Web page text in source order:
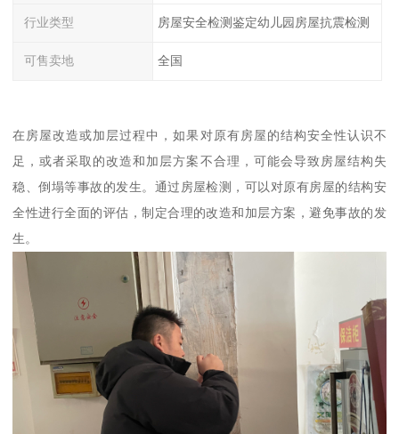
行业类型 房屋安全检测鉴定幼儿园房屋抗震检测
可售卖地 全国
在房屋改造或加层过程中，如果对原有房屋的结构安全性认识不
足，或者采取的改造和加层方案不合理，可能会导致房屋结构失
稳、倒塌等事故的发生。通过房屋检测，可以对原有房屋的结构安
全性进行全面的评估，制定合理的改造和加层方案，避免事故的发
生。